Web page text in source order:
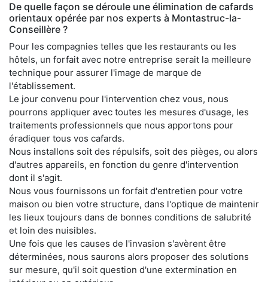
De quelle façon se déroule une élimination de cafards
orientaux opérée par nos experts à Montastruc-la-
Conseillère ?
Pour les compagnies telles que les restaurants ou les
hôtels, un forfait avec notre entreprise serait la meilleure
technique pour assurer l'image de marque de
l'établissement.
Le jour convenu pour l'intervention chez vous, nous
pourrons appliquer avec toutes les mesures d'usage, les
traitements professionnels que nous apportons pour
éradiquer tous vos cafards.
Nous installons soit des répulsifs, soit des pièges, ou alors
d'autres appareils, en fonction du genre d'intervention
dont il s'agit.
Nous vous fournissons un forfait d'entretien pour votre
maison ou bien votre structure, dans l'optique de maintenir
les lieux toujours dans de bonnes conditions de salubrité
et loin des nuisibles.
Une fois que les causes de l'invasion s'avèrent être
déterminées, nous saurons alors proposer des solutions
sur mesure, qu'il soit question d'une extermination en